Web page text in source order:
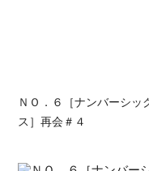
ＮＯ．６［ナンバーシッ
ス］再会＃４